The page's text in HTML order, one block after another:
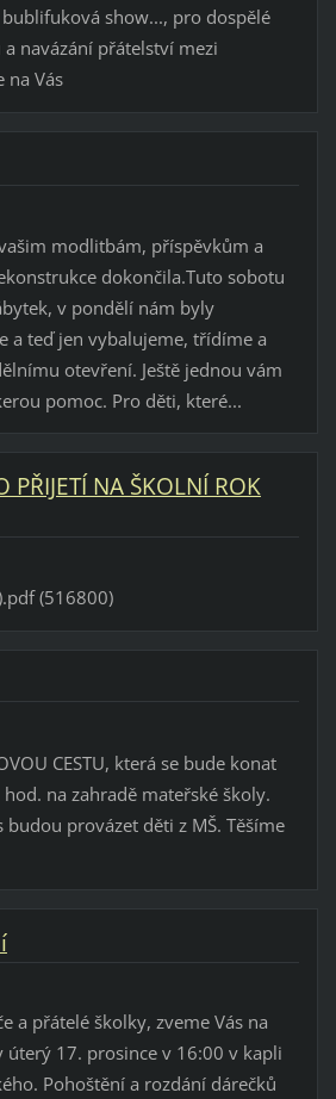
show..., pro dospělé
navázání přátelství mezi
na Vás
modlitbám, příspěvkům a
dokončila.Tuto sobotu
v pondělí nám byly
a teď jen vybalujeme, třídíme a
otevření. Ještě jednou vám
pomoc. Pro děti, které...
PŘIJETÍ NA ŠKOLNÍ ROK
(516800)
CESTU, která se bude konat
na zahradě mateřské školy.
budou provázet děti z MŠ. Těšíme
a přátelé školky, zveme Vás na
úterý 17. prosince v 16:00 v kapli
Pohoštění a rozdání dárečků